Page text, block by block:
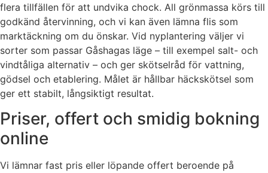
flera tillfällen för att undvika chock. All grönmassa körs till
godkänd återvinning, och vi kan även lämna flis som
marktäckning om du önskar. Vid nyplantering väljer vi
sorter som passar Gåshagas läge – till exempel salt- och
vindtåliga alternativ – och ger skötselråd för vattning,
gödsel och etablering. Målet är hållbar häckskötsel som
ger ett stabilt, långsiktigt resultat.
Priser, offert och smidig bokning
online
Vi lämnar fast pris eller löpande offert beroende på